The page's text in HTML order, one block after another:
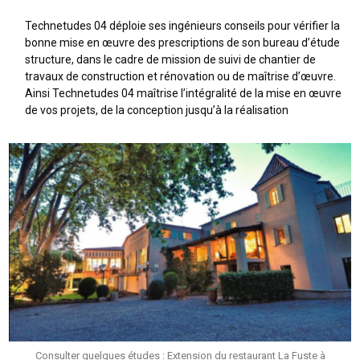
Technetudes 04 déploie ses ingénieurs conseils pour vérifier la
bonne mise en œuvre des prescriptions de son bureau d’étude
structure, dans le cadre de mission de suivi de chantier de
travaux de construction et rénovation ou de maîtrise d’œuvre.
Ainsi Technetudes 04 maîtrise l’intégralité de la mise en œuvre
de vos projets, de la conception jusqu’à la réalisation
Consulter quelques études : Extension du restaurant La Fuste à